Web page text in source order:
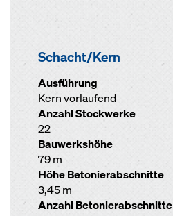
Schacht/Kern
Ausführung
Kern vorlaufend
Anzahl Stockwerke
22
Bauwerkshöhe
79 m
Höhe Betonierabschnitte
3,45 m
Anzahl Betonierabschnitte